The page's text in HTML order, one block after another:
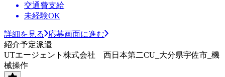
交通費支給
未経験OK
詳細を見る
応募画面に進む
紹介予定派遣
UTエージェント株式会社 西日本第二CU_大分県宇佐市_機
械操作